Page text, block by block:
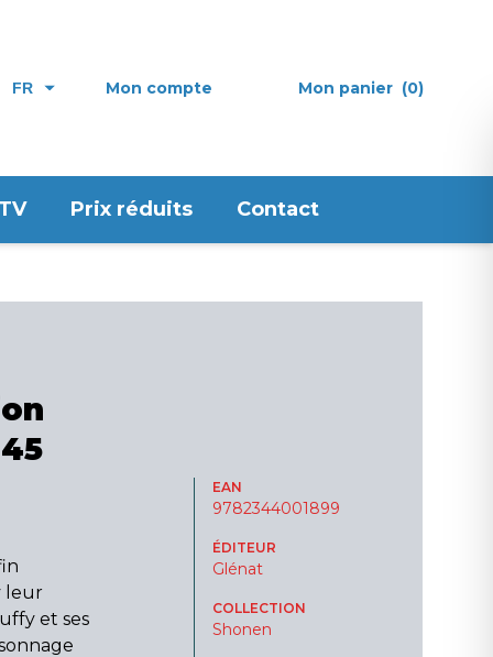
FR Mon compte Mon panier (0)
Prix réduits Contact
leur
et ses
EAN
9782344001899
ÉDITEUR
Glénat
COLLECTION
Shonen